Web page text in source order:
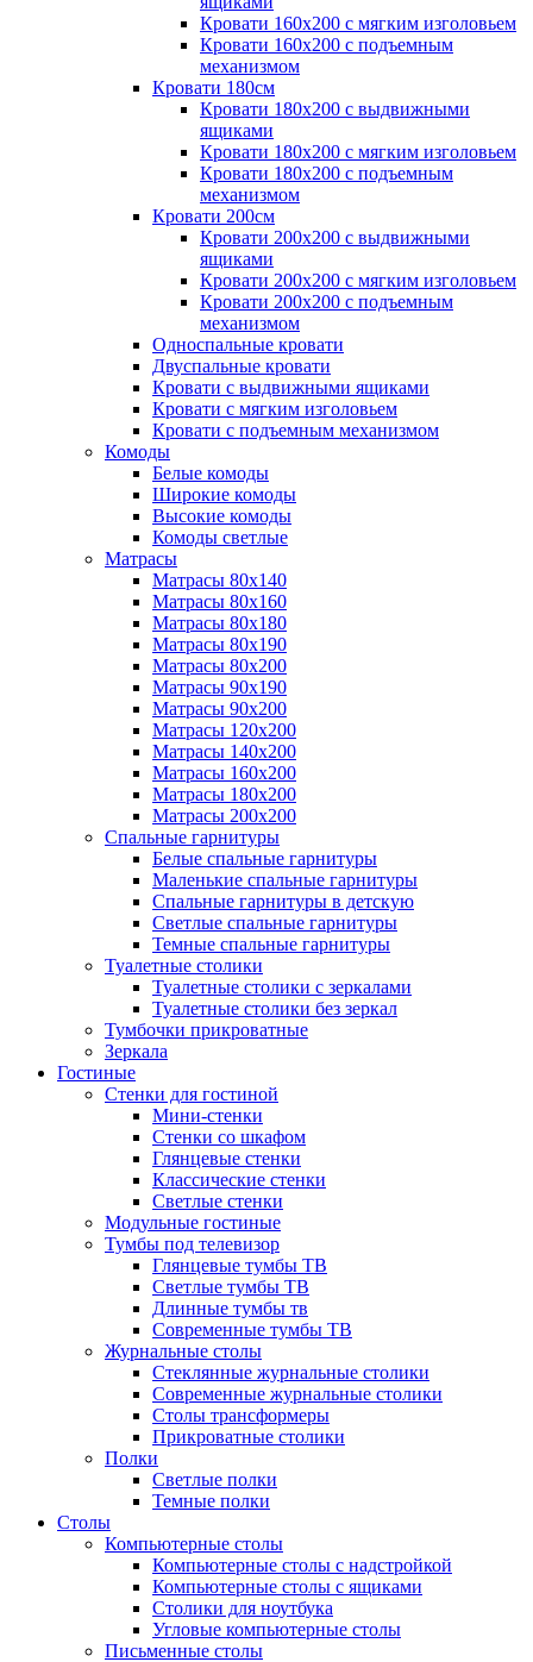
Кровати 160х200 с мягким изголовьем
Кровати 160х200 с подъемным
механизмом
Кровати 180см
Кровати 180х200 с выдвижными
ящиками
Кровати 180х200 с мягким изголовьем
Кровати 180х200 с подъемным
механизмом
Кровати 200см
Кровати 200х200 с выдвижными
ящиками
Кровати 200х200 с мягким изголовьем
Кровати 200х200 с подъемным
механизмом
Односпальные кровати
Двуспальные кровати
Кровати с выдвижными ящиками
Кровати с мягким изголовьем
Кровати с подъемным механизмом
Комоды
Белые комоды
Широкие комоды
Высокие комоды
Комоды светлые
Матрасы
Матрасы 80х140
Матрасы 80х160
Матрасы 80х180
Матрасы 80х190
Матрасы 80х200
Матрасы 90х190
Матрасы 90х200
Матрасы 120х200
Матрасы 140х200
Матрасы 160х200
Матрасы 180х200
Матрасы 200х200
Спальные гарнитуры
Белые спальные гарнитуры
Маленькие спальные гарнитуры
Спальные гарнитуры в детскую
Светлые спальные гарнитуры
Темные спальные гарнитуры
Туалетные столики
Туалетные столики с зеркалами
Туалетные столики без зеркал
Тумбочки прикроватные
Зеркала
Гостиные
Стенки для гостиной
Мини-стенки
Стенки со шкафом
Глянцевые стенки
Классические стенки
Светлые стенки
Модульные гостиные
Тумбы под телевизор
Глянцевые тумбы ТВ
Светлые тумбы ТВ
Длинные тумбы тв
Современные тумбы ТВ
Журнальные столы
Стеклянные журнальные столики
Современные журнальные столики
Столы трансформеры
Прикроватные столики
Полки
Светлые полки
Темные полки
Столы
Компьютерные столы
Компьютерные столы с надстройкой
Компьютерные столы с ящиками
Столики для ноутбука
Угловые компьютерные столы
Письменные столы